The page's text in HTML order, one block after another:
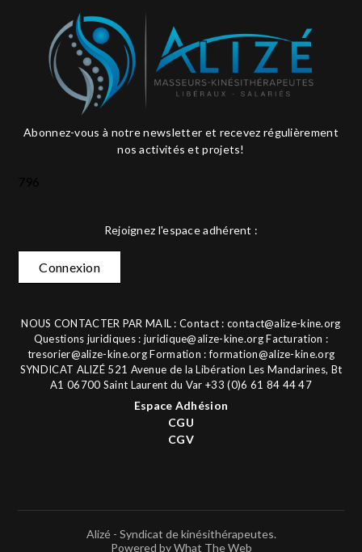
Abonnez-vous à notre newsletter et recevez régulièrement
nos activités et projets!
Rejoignez l'espace adhérent :
Connexion
NOUS CONTACTER PAR MAIL : Contact :contact@alize-kine.org
Questions juridiques : juridique@alize-kine.orgFacturation :
tresorier@alize-kine.orgFormation :formation@alize-kine.org
SYNDICAT ALIZÉ 521 Avenue de la Libération Les Mandarines, Bt
A1 06700 Saint Laurent du Var +33 (0)6 61 84 44 47
Espace Adhésion
CGU
CGV
Alizé - Syndicat de kinésithérapeutes.
Powered by What The Web